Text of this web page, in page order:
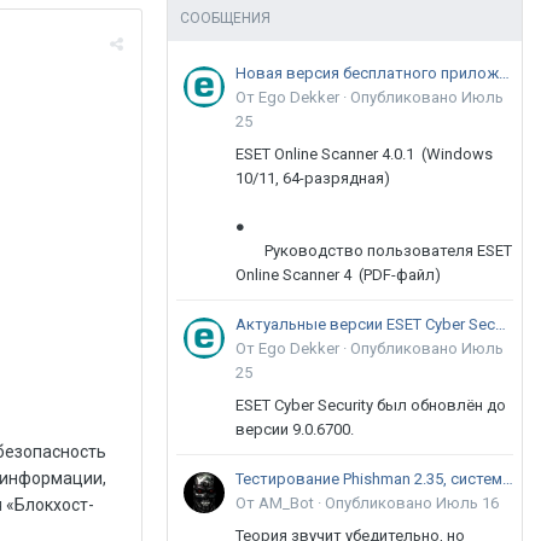
Сеть 4» Установка сторонних программПомимо инсталляции клиентов СЗИ доступна возможность создания задач по установке стороннего программного обеспечения на клиентские рабочие станции. Это могут быть, например, обновления и драйверы устройств. Также можно централизованно устанавливать средство доверенной загрузки SafeNode System Loader и выполнять скрипты на подконтрольных станциях.Построение иерархии серверов управленияОбщий принцип построения иерархии, содержащей головной и подчинённые серверы, а также клиентские рабочие станции, изображён на рисунке. Рисунок 11. Иерархия серверов в «Блокхост-Сеть 4» Вся иерархия серверов управления отображается в левой части «Менеджера иерархий». Доступны операции по созданию групп в иерархии, поиску клиентских рабочих станций. Рисунок 12. Отображение иерархии в «Блокхост-Сеть 4» Серверы «Блокхост-Сеть 4» могут быть включены в иерархию в качестве головного или родительского сервера. Рисунок 13. Построение иерархии серверов в «Блокхост-Сеть 4» Подключение подчинённого сервера позволяет применить политики как к его рабочи
СООБЩЕНИЯ
Новая версия бесплатного приложения ESET Online Scanner доступна пользователям
От Ego Dekker · Опубликовано Июль
25
ESET Online Scanner 4.0.1 (Windows
10/11, 64-разрядная)
●
Руководство пользователя ESET
Online Scanner 4 (PDF-файл)
Актуальные версии ESET Cyber Security 9
От Ego Dekker · Опубликовано Июль
25
ESET Cyber Security был обновлён до
версии 9.0.6700.
Тестирование Phishman 2.35, системы повышения осведомлённости пользователей в сфере ИБ
От AM_Bot · Опубликовано Июль 16
Теория звучит убедительно, но